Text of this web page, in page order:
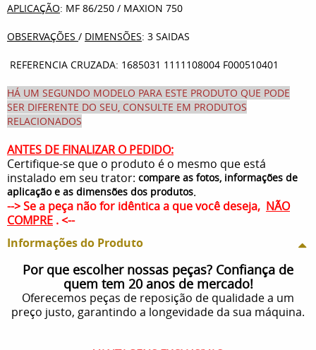
APLICAÇÃO: MF 86/250 / MAXION 750
OBSERVAÇÕES / DIMENSÕES: 3 SAIDAS
REFERENCIA CRUZADA: 1685031 1111108004 F000510401
HÁ UM SEGUNDO MODELO PARA ESTE PRODUTO QUE PODE
SER DIFERENTE DO SEU, CONSULTE EM PRODUTOS
RELACIONADOS
ANTES DE FINALIZAR O PEDIDO:
Certifique-se que o produto é o mesmo que está
instalado em seu trator: compare as fotos, informações de
aplicação e as dimensões dos produtos.
--> Se a peça não for idêntica a que você deseja, NÃO
COMPRE . <--
Informações do Produto
Por que escolher nossas peças? Confiança de
quem tem 20 anos de mercado!
Oferecemos peças de reposição de qualidade a um
preço justo, garantindo a longevidade da sua máquina.